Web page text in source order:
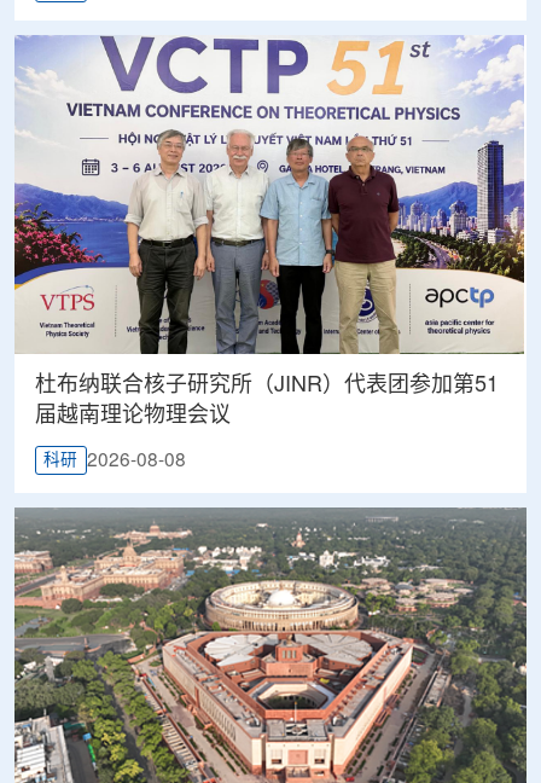
杜布纳联合核子研究所（JINR）代表团参加第51
届越南理论物理会议
科研 2026-08-08